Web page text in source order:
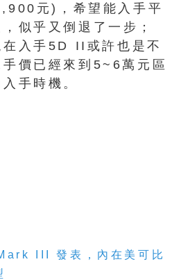
元)，希望能入手平
似乎又倒退了一步；
在入手5D II或許也是不
價已經來到5~6萬元區
手時機。
III 發表，內在美可比